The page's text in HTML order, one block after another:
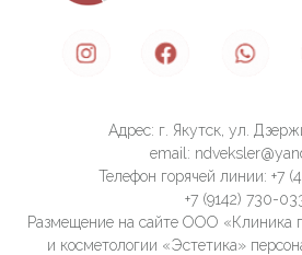
Адрес: г. Якутск, ул.
email:
Телефон горячей линии: +7
+7 (9142) 730-
Размещение на сайте ООО «Клиника
и косметологии «Эстетика»